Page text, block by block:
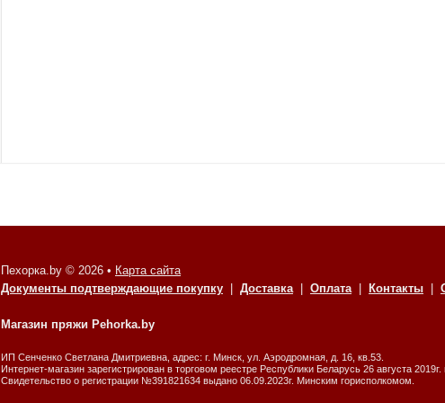
Пехорка.by © 2026 • Карта сайта
Документы подтверждающие покупку
Доставка| Оплата| Контакты
Магазин пряжи Pehorka.by
ИП Сенченко Светлана Дмитриевна, адрес: г. Минск, ул. Аэродромная, д. 16, кв.53.
Интернет-магазин зарегистрирован в торговом реестре Республики Беларусь 26 августа
Свидетельство о регистрации №391821634 выдано 06.09.2023г. Минским горисполкомом.